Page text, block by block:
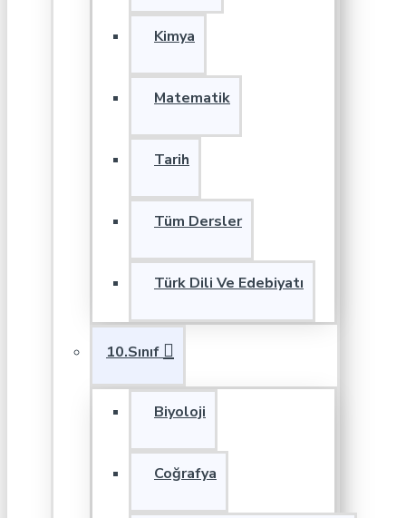
Kimya
Matematik
Tarih
Tüm Dersler
Türk Dili Ve Edebiyatı
10.Sınıf
Biyoloji
Coğrafya